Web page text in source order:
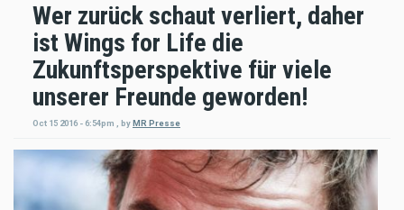
Wer zurück schaut verliert, daher
ist Wings for Life die
Zukunftsperspektive für viele
unserer Freunde geworden!
Oct 15 2016 - 6:54pm , byMR Presse